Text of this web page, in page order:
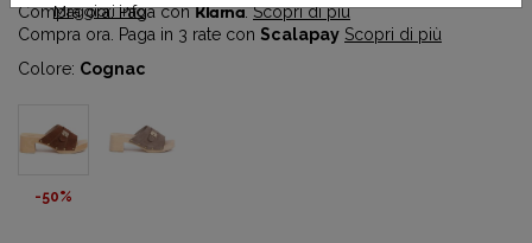
Compra ora. Paga conKlarna.Scopri di più
Compra ora. Paga in 3 rate con Scalapay Scopri di più
Colore: Cognac
-50%
Maggiori info